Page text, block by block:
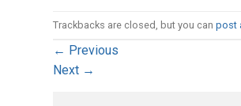
Trackbacks are closed, but you can post
← Previous
Next →